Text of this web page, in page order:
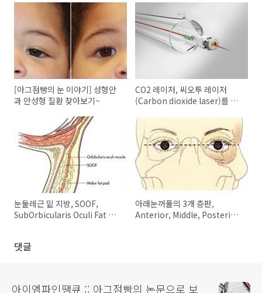
[아그점빵의 눈 이야기] 성형안
과 안성형 질환 찾아보기~
CO2 레이저, 씨오투 레이저
(Carbon dioxide laser)를 이
눈둘레근 밑 지방, SOOF,
SubOrbicularis Oculi Fat 와
아래눈꺼풀의 3개 층판,
Anterior, Middle, Posterior
댓글
아이엠파인땡큐 :: 아그점빵의 논문으로 보